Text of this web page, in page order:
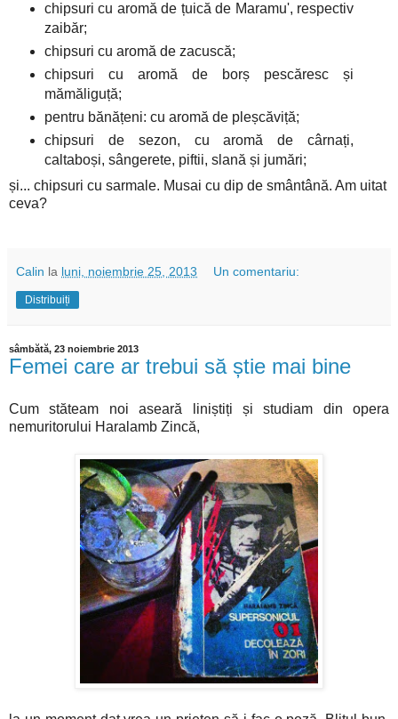
chipsuri cu aromă de țuică de Maramu', respectiv
zaibăr;
chipsuri cu aromă de zacuscă;
chipsuri cu aromă de borș pescăresc și
mămăliguță;
pentru bănățeni: cu aromă de pleșcăviță;
chipsuri de sezon, cu aromă de cârnați,
caltaboși, sângerete, piftii, slană și jumări;
și... chipsuri cu sarmale. Musai cu dip de smântână. Am uitat
ceva?
Calin la luni, noiembrie 25, 2013 Un comentariu:
Distribuiți
sâmbătă, 23 noiembrie 2013
Femei care ar trebui să știe mai bine
Cum stăteam noi aseară liniștiți și studiam din opera
nemuritorului Haralamb Zincă,